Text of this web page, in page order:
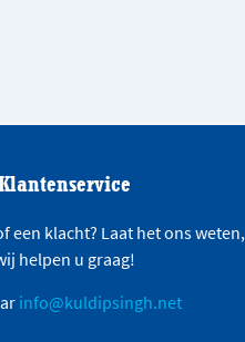
een klacht? Laat het ons weten,
helpen u graag!
info@kuldipsingh.net